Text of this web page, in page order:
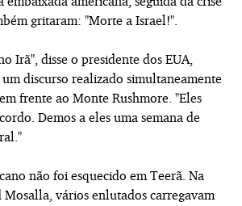
gritaram: "Morte a Israel!".
Irã", disse o presidente dos EUA,
discurso realizado simultaneamente
frente ao Monte Rushmore. "Eles
Demos a eles uma semana de
não foi esquecido em Teerã. Na
vários enlutados carregavam